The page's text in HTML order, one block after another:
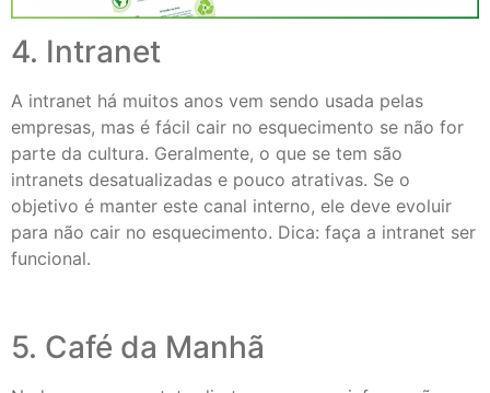
4. Intranet
A intranet há muitos anos vem sendo usada pelas
empresas, mas é fácil cair no esquecimento se não for
parte da cultura. Geralmente, o que se tem são
intranets desatualizadas e pouco atrativas. Se o
objetivo é manter este canal interno, ele deve evoluir
para não cair no esquecimento. Dica: faça a intranet ser
funcional.
5. Café da Manhã